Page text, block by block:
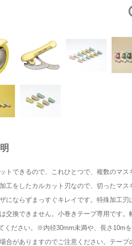
トできるので、これひとつで、複数のマス
工をしたカルカット刃なので、切ったマス
にならずまっすぐキレイです。特殊加工刃
交換できません。小巻きテープ専用です。
ください。※内径30mm未満や、長さ10m
合がありますのでご注意ください。テープ